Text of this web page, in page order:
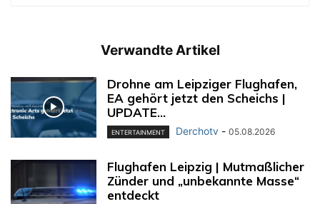
Verwandte Artikel
Drohne am Leipziger Flughafen,
EA gehört jetzt den Scheichs |
UPDATE...
ENTERTAINMENT Derchotv - 05.08.2026
Flughafen Leipzig | Mutmaßlicher
Zünder und „unbekannte Masse“
entdeckt